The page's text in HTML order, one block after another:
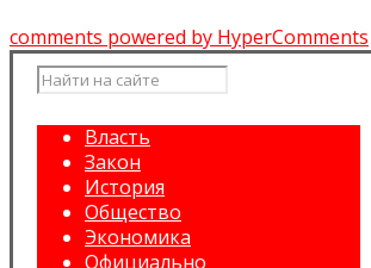
comments powered by HyperComments
Власть
Закон
История
Общество
Экономика
Официально